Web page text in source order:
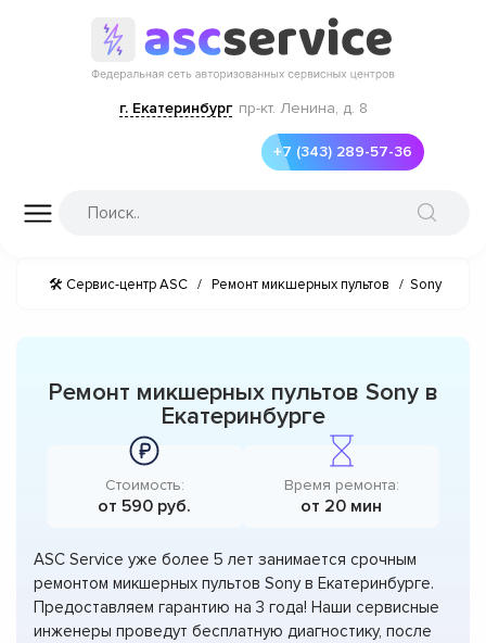
г. Екатеринбург пр-кт. Ленина, д. 8
+7 (343) 289-57-36
🛠 Сервис-центр ASC / Ремонт микшерных пультов / Sony
Ремонт микшерных пультов Sony в
Екатеринбурге
Стоимость:
от 590 руб.
Время ремонта:
от 20 мин
ASC Service уже более 5 лет занимается срочным
ремонтом микшерных пультов Sony в Екатеринбурге.
Предоставляем гарантию на 3 года! Наши сервисные
инженеры проведут бесплатную диагностику, после